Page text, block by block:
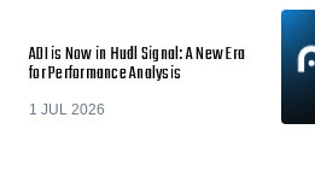
ADI is Now in Hudl Signal: A New Era
for Performance Analysis
1 JUL 2026